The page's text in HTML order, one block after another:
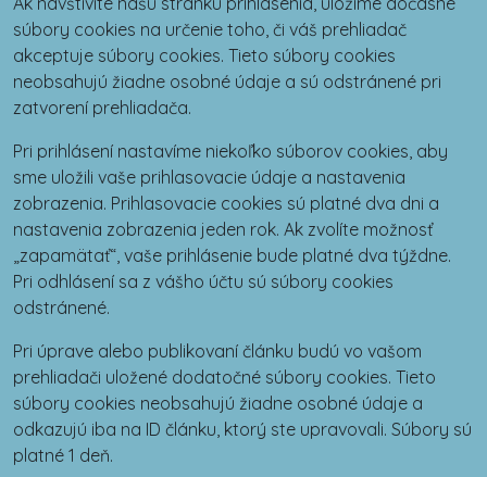
súbory cookies na určenie toho, či váš prehliadač
akceptuje súbory cookies. Tieto súbory cookies
neobsahujú žiadne osobné údaje a sú odstránené pri
zatvorení prehliadača.
Pri prihlásení nastavíme niekoľko súborov cookies, aby
sme uložili vaše prihlasovacie údaje a nastavenia
zobrazenia. Prihlasovacie cookies sú platné dva dni a
nastavenia zobrazenia jeden rok. Ak zvolíte možnosť
„zapamätať“, vaše prihlásenie bude platné dva týždne.
Pri odhlásení sa z vášho účtu sú súbory cookies
odstránené.
Pri úprave alebo publikovaní článku budú vo vašom
prehliadači uložené dodatočné súbory cookies. Tieto
súbory cookies neobsahujú žiadne osobné údaje a
odkazujú iba na ID článku, ktorý ste upravovali. Súbory sú
platné 1 deň.